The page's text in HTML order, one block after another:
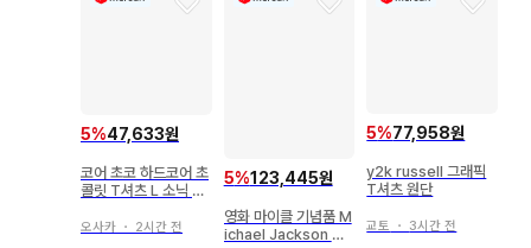
5%47,633원
코어 초코 하드코어 초
콜릿 T셔츠 L 소닉 SE
오사카 ・ 2시간 전
5%123,445원
영화 마이클 기념품 M
ichael Jackson 티
5%77,958원
y2k russell 그래픽
T셔츠 원단
교토 ・ 3시간 전